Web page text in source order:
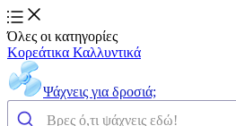
Όλες οι κατηγορίες
Κορεάτικα Καλλυντικά
Ψάχνεις για δροσιά;